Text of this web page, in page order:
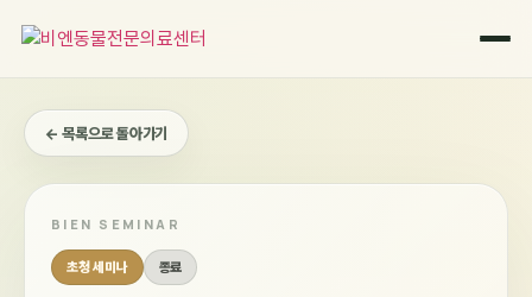
← 목록으로 돌아가기
BIEN SEMINAR
초청 세미나 종료